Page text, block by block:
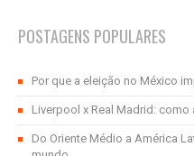
POSTAGENS POPULARES
Por que a eleição no México
Liverpool x Real Madrid:
Do Oriente Médio a América